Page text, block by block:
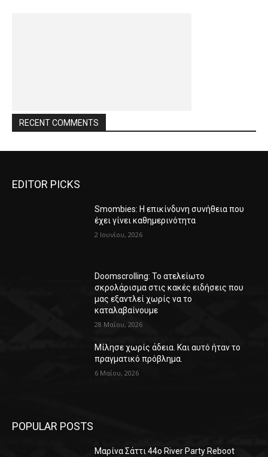
RECENT COMMENTS
EDITOR PICKS
Smombies: Η επικίνδυνη συνήθεια που
έχει γίνει καθημερινότητα
2 Ιουνίου, 2026
Doomscrolling: Το ατελείωτο
σκρολάρισμα στις κακές ειδήσεις που
μας εξαντλεί χωρίς να το
καταλαβαίνουμε
28 Μαΐου, 2026
Μίλησε χωρίς άδεια. Και αυτό ήταν το
πραγματικό πρόβλημα.
6 Μαΐου, 2026
POPULAR POSTS
Μαρίνα Σάττι 44o River Party Reboot